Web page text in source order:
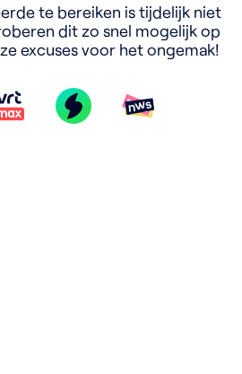
te bereiken is tijdelijk niet
dit zo snel mogelijk op
excuses voor het ongemak!